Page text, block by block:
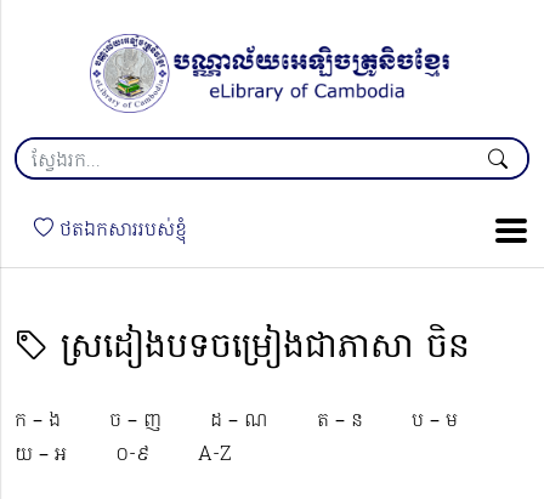
ថតឯកសាររបស់ខ្ញុំ
ស្រដៀងបទចម្រៀងជាភាសា ចិន
ក – ង ច – ញ ដ – ណ ត – ន
ប – ម
យ – អ
០-៩ A-Z